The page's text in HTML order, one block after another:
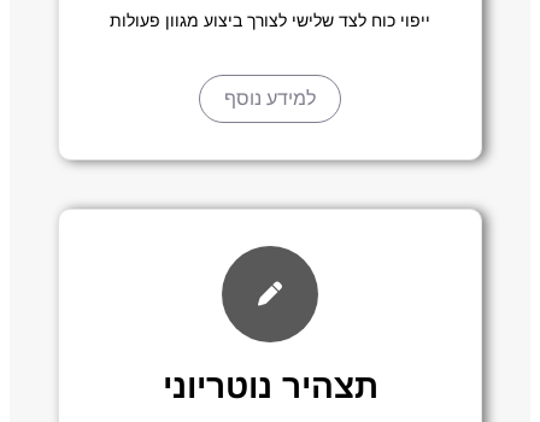
ייפוי כוח לצד שלישי לצורך ביצוע מגוון פעולות
למידע נוסף
תצהיר נוטריוני